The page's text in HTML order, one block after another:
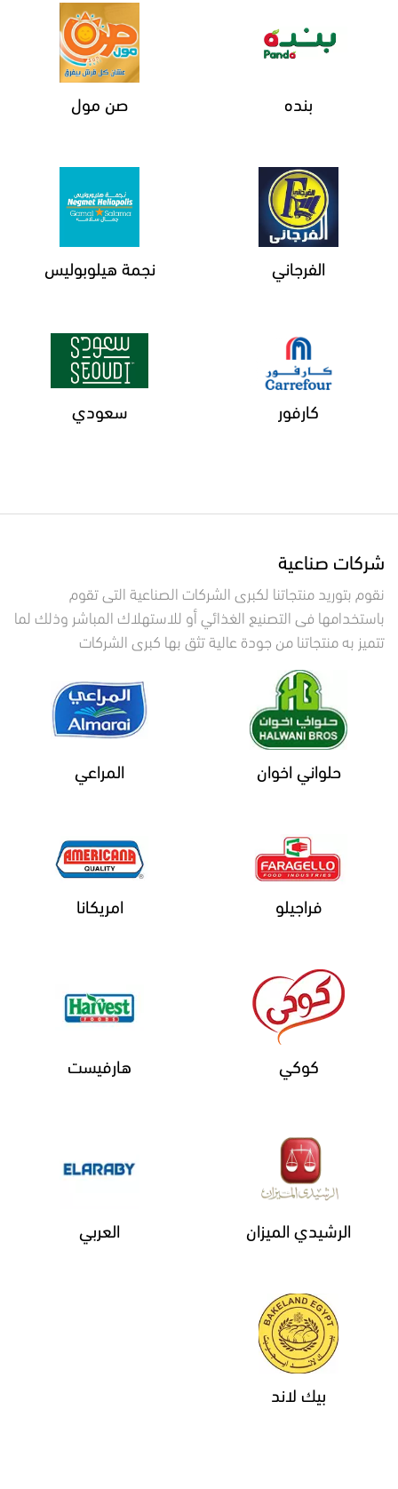
بنده صن مول
الفرجاني نجمة هيلوبوليس
كارفور سعودي
شركات صناعية
نقوم بتوريد منتجاتنا لكبرى الشركات الصناعية التى تقوم
باستخدامها فى التصنيع الغذائي أو للاستهلاك المباشر وذلك لما
تتميز به منتجاتنا من جودة عالية تثق بها كبرى الشركات
حلواني اخوان المراعي
فراجيلو امريكانا
كوكي هارفيست
الرشيدي الميزان العربي
بيك لاند